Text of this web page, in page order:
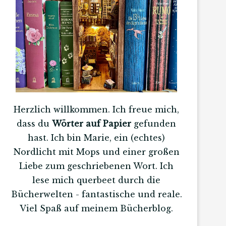
Herzlich willkommen. Ich freue mich,
dass du Wörter auf Papiergefunden
hast. Ich bin Marie, ein (echtes)
Nordlicht mit Mops und einer großen
Liebe zum geschriebenen Wort. Ich
lese mich querbeet durch die
Bücherwelten - fantastische und reale.
Viel Spaß auf meinem Bücherblog.